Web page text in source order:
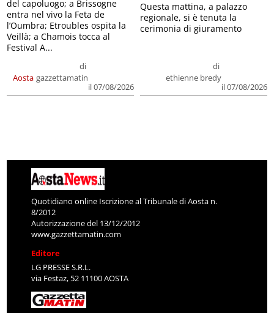
Aosta
di
gazzettamatin
il 07/08/2026
del capoluogo; a Brissogne
entra nel vivo la Feta de
l’Oumbra; Etroubles ospita la
Veillà; a Chamois tocca al
Festival A...
di
ethienne bredy
il 07/08/2026
Questa mattina, a palazzo
regionale, si è tenuta la
cerimonia di giuramento
Quotidiano online Iscrizione al Tribunale di Aosta n.
8/2012
Autorizzazione del 13/12/2012
www.gazzettamatin.com
Editore
LG PRESSE S.R.L.
via Festaz, 52 11100 AOSTA